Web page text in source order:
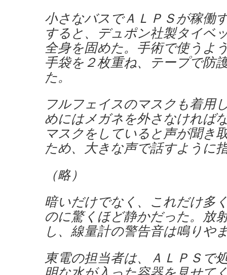
小さなバスでＡＬＰＳが稼働
すると、デュポン社製タイベ
全身を固めた。手術で使うよ
手袋を２枚重ね、テープで防
た。
フルフェイスのマスクも着用
めにはメガネを外さなければ
マスクをしていると声が聞き
ため、大きな声で話すように
（略）
暗いだけでなく、これだけ多
のに驚くほど静かだった。放
し、線量計の警告音は鳴りや
東電の担当者は、ＡＬＰＳで